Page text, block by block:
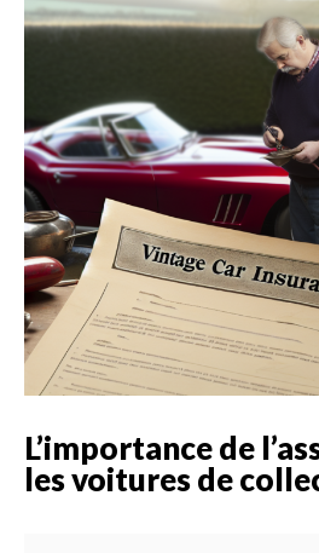
L’importance de
les voitures de